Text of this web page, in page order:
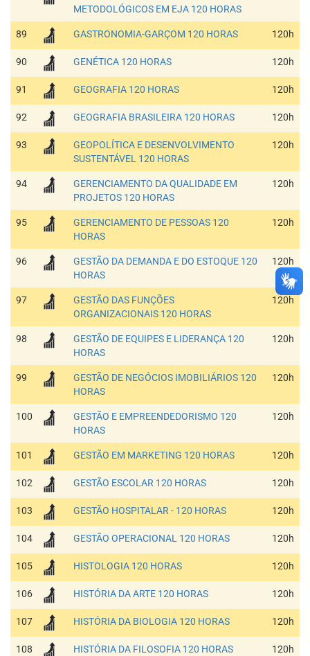
METODOLÓGICOS EM EJA 120 HORAS
89 GASTRONOMIA-GARÇOM 120 HORAS 120h
90 GENÉTICA 120 HORAS 120h
91 GEOGRAFIA 120 HORAS 120h
92 GEOGRAFIA BRASILEIRA 120 HORAS 120h
93
GEOPOLÍTICA E DESENVOLVIMENTO
SUSTENTÁVEL 120 HORAS
120h
94
GERENCIAMENTO DA QUALIDADE EM
PROJETOS 120 HORAS
120h
95
GERENCIAMENTO DE PESSOAS 120
HORAS
120h
96
GESTÃO DA DEMANDA E DO ESTOQUE 120
HORAS
120h
97
GESTÃO DAS FUNÇÕES
ORGANIZACIONAIS 120 HORAS
120h
98
GESTÃO DE EQUIPES E LIDERANÇA 120
HORAS
120h
99
GESTÃO DE NEGÓCIOS IMOBILIÁRIOS 120
HORAS
120h
100
GESTÃO E EMPREENDEDORISMO 120
HORAS
120h
101 GESTÃO EM MARKETING 120 HORAS 120h
102 GESTÃO ESCOLAR 120 HORAS 120h
103 GESTÃO HOSPITALAR - 120 HORAS 120h
104 GESTÃO OPERACIONAL 120 HORAS 120h
105 HISTOLOGIA 120 HORAS 120h
106 HISTÓRIA DA ARTE 120 HORAS 120h
107 HISTÓRIA DA BIOLOGIA 120 HORAS 120h
108 HISTÓRIA DA FILOSOFIA 120 HORAS 120h